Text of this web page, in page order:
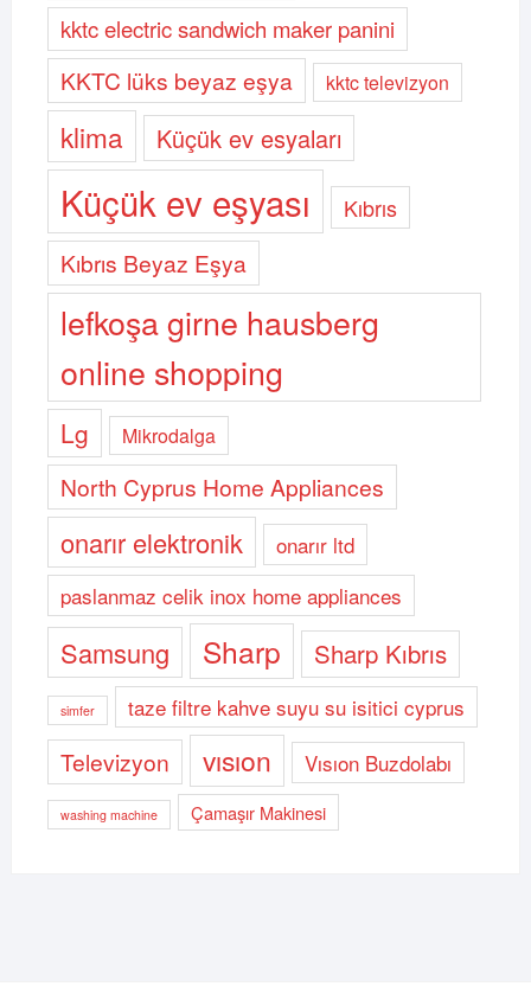
kktc electric sandwich maker panini
KKTC lüks beyaz eşya kktc televizyon
klima Küçük ev esyaları
Küçük ev eşyası Kıbrıs
Kıbrıs Beyaz Eşya
lefkoşa girne hausberg
online shopping
Lg Mikrodalga
North Cyprus Home Appliances
onarır elektronik
onarır ltd
paslanmaz celik inox home appliances
Samsung Sharp Sharp Kıbrıs
simfer taze filtre kahve suyu su isitici cyprus
Televizyon vısıon Vısıon Buzdolabı
washing machine Çamaşır Makinesi